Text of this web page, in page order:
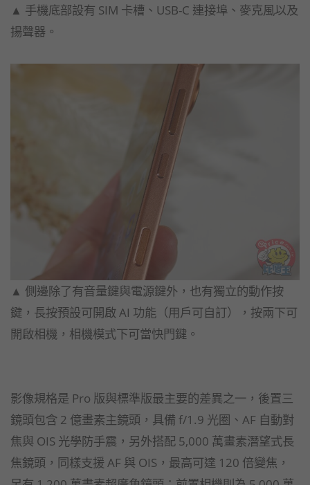
▲ 手機底部設有 SIM 卡槽、USB-C 連接埠、麥克風以及
揚聲器。
▲ 側邊除了有音量鍵與電源鍵外，也有獨立的動作按
鍵，長按預設可開啟 AI 功能（用戶可自訂），按兩下可
開啟相機，相機模式下可當快門鍵。
影像規格是 Pro 版與標準版最主要的差異之一，後置三
鏡頭包含 2 億畫素主鏡頭，具備 f/1.9 光圈、AF 自動對
焦與 OIS 光學防手震，另外搭配 5,000 萬畫素潛望式長
焦鏡頭，同樣支援 AF 與 OIS，最高可達 120 倍變焦，